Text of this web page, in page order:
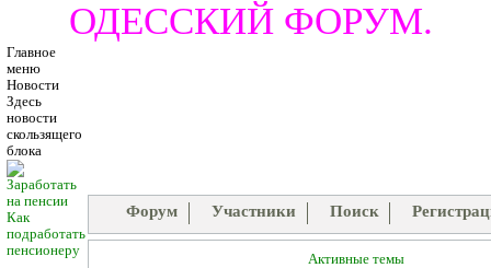
ОДЕССКИЙ ФОРУМ.
Главное
меню
Новости
Здесь
новости
скользящего
блока
Как
подработать
пенсионеру
Форум Участники Поиск
Активные темы